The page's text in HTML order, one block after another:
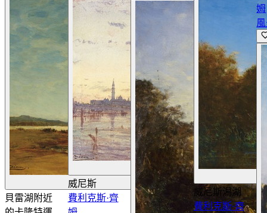
查看詳情
貝雷湖附近
查看詳情
威尼斯
費利克斯·齊
威尼斯潟湖
費利克斯·齊
姆